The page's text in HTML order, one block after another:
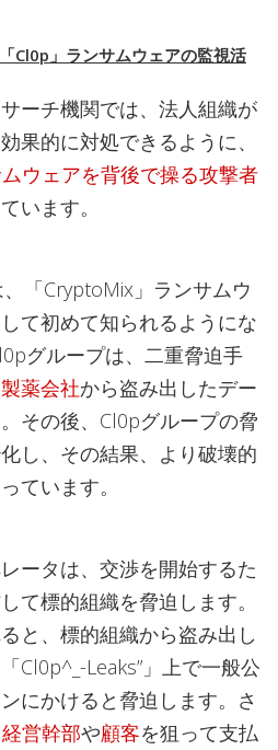
Cl0p」ランサムウェアの監視活
ーチ機関では、法人組織が
果的に対処できるように、
ウェアを背後で操る攻撃者
います。
「CryptoMix」ランサムウ
て初めて知られるようにな
グループは、二重脅迫手
製薬会社から盗み出したデー
その後、Cl0pグループの脅
し、その結果、より破壊的
ています。
ータは、交渉を開始するた
て標的組織を脅迫します。
と、標的組織から盗み出し
Cl0p^_-Leaks”」上で一般公
にかけると脅迫します。さ
経営幹部や顧客を狙って支払